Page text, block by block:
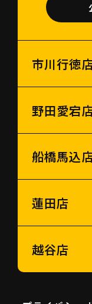
市川行徳
野田愛宕
船橋馬込
蓮田店
越谷店